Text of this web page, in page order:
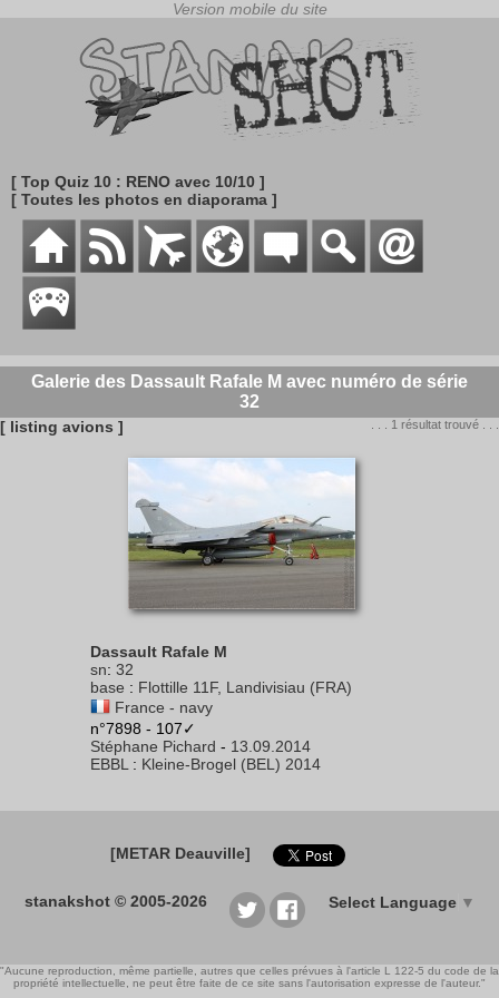
[ Top Quiz 10 : RENO avec 10/10 ]
[ Toutes les photos en diaporama ]
Galerie des Dassault Rafale M avec numéro de série
32
[ listing avions ] . . . 1 résultat trouvé . . .
Dassault Rafale M
sn: 32
base : Flottille 11F, Landivisiau (FRA)
France - navy
n°7898 - 107✓
Stéphane Pichard - 13.09.2014
EBBL : Kleine-Brogel (BEL) 2014
[METAR Deauville]
stanakshot © 2005-2026 Select Language ▼
"Aucune reproduction, même partielle, autres que celles prévues à l'article L 122-5 du code de la
propriété intellectuelle, ne peut être faite de ce site sans l'autorisation expresse de l'auteur."